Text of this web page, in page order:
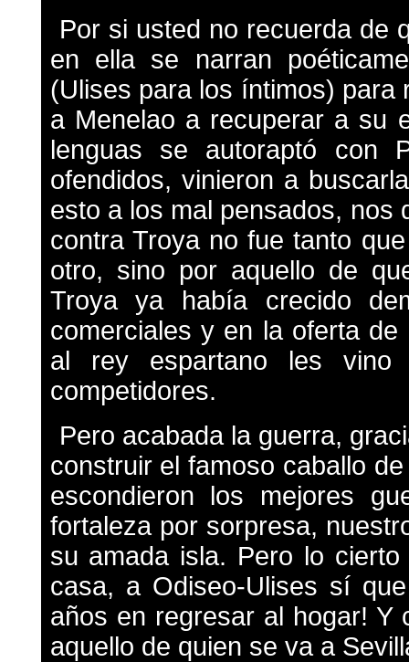
Por si usted no recuerda de
en ella se narran
(Ulises para los íntimos) para
a Menelao a recuperar a su
lenguas se autoraptó con
ofendidos, vinieron a
esto a los mal pensados, nos
contra Troya no fue tanto
otro, sino por aquello de
Troya ya había crecido
comerciales y en la oferta
al rey espartano les
competidores.
Pero acabada la guerra,
construir el famoso caballo
escondieron los mejores
fortaleza por sorpresa,
su amada isla. Pero lo
casa, a Odiseo-Ulises sí
años en regresar al hogar! Y
aquello de quien se va a